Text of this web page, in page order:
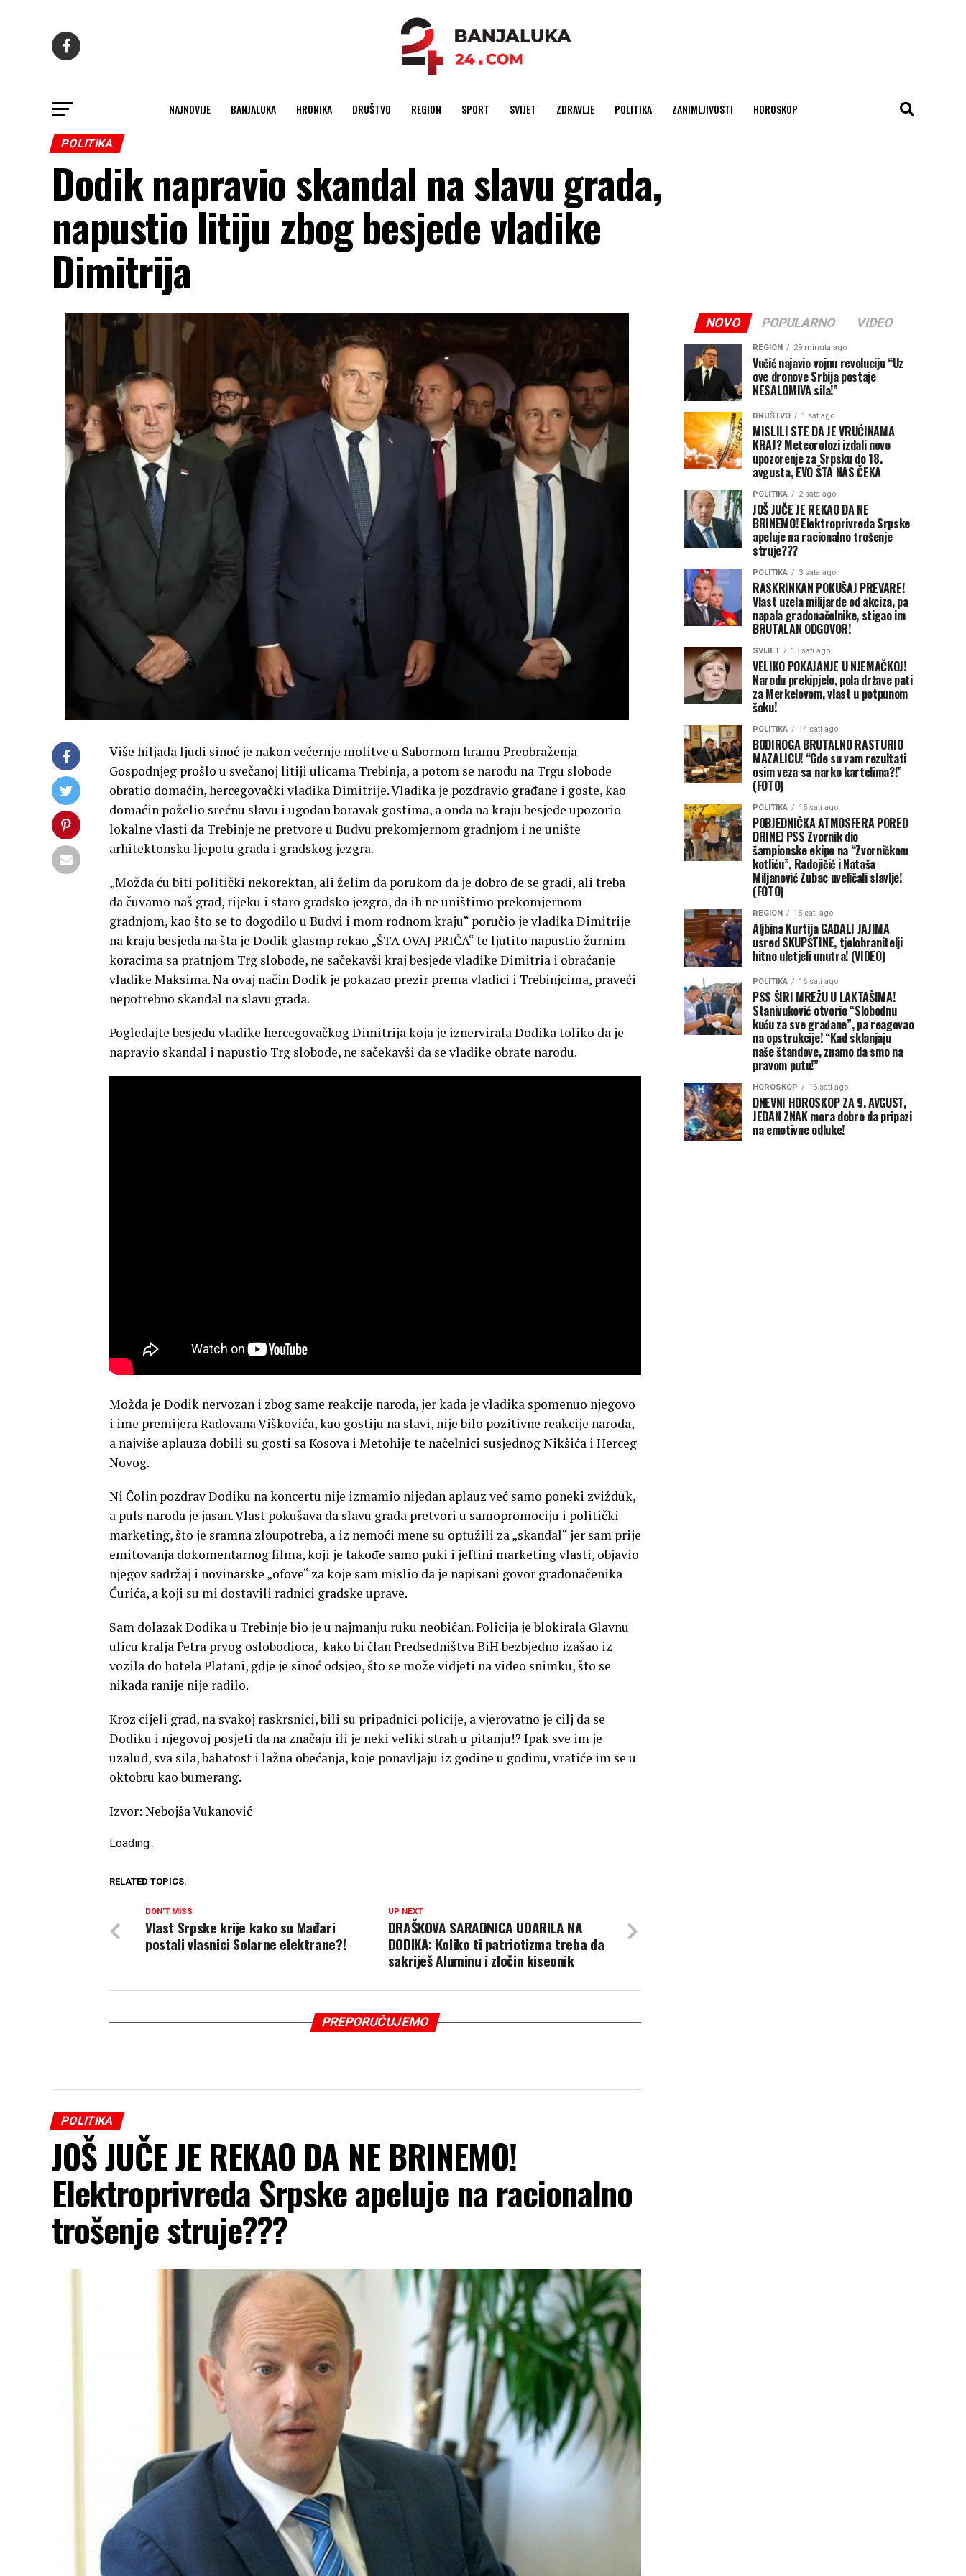
NAJNOVIJE BANJALUKA HRONIKA DRUŠTVO REGION SPORT SVIJET ZDRAVLJE POLITIKA ZANIMLJIVOSTI HOROSKOP
POLITIKA
Dodik napravio skandal na slavu grada,
napustio litiju zbog besjede vladike
Dimitrija
Više hiljada ljudi sinoć je nakon večernje molitve u Sabornom hramu Preobraženja
Gospodnjeg prošlo u svečanoj litiji ulicama Trebinja, a potom se narodu na Trgu slobode
obratio domaćin, hercegovački vladika Dimitrije. Vladika je pozdravio građane i goste, kao
domaćin poželio srećnu slavu i ugodan boravak gostima, a onda na kraju besjede upozorio
lokalne vlasti da Trebinje ne pretvore u Budvu prekomjernom gradnjom i ne unište
arhitektonsku ljepotu grada i gradskog jezgra.
„Možda ću biti politički nekorektan, ali želim da porukom da je dobro de se gradi, ali treba
da čuvamo naš grad, rijeku i staro gradsko jezgro, da ih ne uništimo prekomjernom
gradnjom, kao što se to dogodilo u Budvi i mom rodnom kraju“ poručio je vladika Dimitrije
na kraju besjeda na šta je Dodik glasmp rekao „ŠTA OVAJ PRIČA“ te ljutito napustio žurnim
koracima sa pratnjom Trg slobode, ne sačekavši kraj besjede vladike Dimitria i obraćanje
vladike Maksima. Na ovaj način Dodik je pokazao prezir prema vladici i Trebinjcima, praveći
nepotrebno skandal na slavu grada.
Pogledajte besjedu vladike hercegovačkog Dimitrija koja je iznervirala Dodika toliko da je
napravio skandal i napustio Trg slobode, ne sačekavši da se vladike obrate narodu.
Možda je Dodik nervozan i zbog same reakcije naroda, jer kada je vladika spomenuo njegovo
i ime premijera Radovana Viškovića, kao gostiju na slavi, nije bilo pozitivne reakcije naroda,
a najviše aplauza dobili su gosti sa Kosova i Metohije te načelnici susjednog Nikšića i Herceg
Novog.
Ni Čolin pozdrav Dodiku na koncertu nije izmamio nijedan aplauz već samo poneki zvižduk,
a puls naroda je jasan. Vlast pokušava da slavu grada pretvori u samopromociju i politički
marketing, što je sramna zloupotreba, a iz nemoći mene su optužili za „skandal“ jer sam prije
emitovanja dokomentarnog filma, koji je takođe samo puki i jeftini marketing vlasti, objavio
njegov sadržaj i novinarske „ofove“ za koje sam mislio da je napisani govor gradonačenika
Ćurića, a koji su mi dostavili radnici gradske uprave.
Sam dolazak Dodika u Trebinje bio je u najmanju ruku neobičan. Policija je blokirala Glavnu
ulicu kralja Petra prvog oslobodioca, kako bi član Predsedništva BiH bezbjedno izašao iz
vozila do hotela Platani, gdje je sinoć odsjeo, što se može vidjeti na video snimku, što se
nikada ranije nije radilo.
Kroz cijeli grad, na svakoj raskrsnici, bili su pripadnici policije, a vjerovatno je cilj da se
Dodiku i njegovoj posjeti da na značaju ili je neki veliki strah u pitanju!? Ipak sve im je
uzalud, sva sila, bahatost i lažna obećanja, koje ponavljaju iz godine u godinu, vratiće im se u
oktobru kao bumerang.
Izvor: Nebojša Vukanović
Loading...
RELATED TOPICS:
UP NEXT
DRAŠKOVA SARADNICA UDARILA NA
DODIKA: Koliko ti patriotizma treba da
sakriješ Aluminu i zločin kiseonik
DON'T MISS
Vlast Srpske krije kako su Mađari
postali vlasnici Solarne elektrane?!
PREPORUČUJEMO
POLITIKA
JOŠ JUČE JE REKAO DA NE BRINEMO!
Elektroprivreda Srpske apeluje na racionalno
trošenje struje???
NOVO POPULARNO VIDEO
REGION 29 minuta ago
Vučić najavio vojnu revoluciju “Uz
ove dronove Srbija postaje
NESALOMIVA sila!”
DRUŠTVO 1 sat ago
MISLILI STE DA JE VRUĆINAMA
KRAJ? Meteorolozi izdali novo
upozorenje za Srpsku do 18.
avgusta, EVO ŠTA NAS ČEKA
POLITIKA 2 sata ago
JOŠ JUČE JE REKAO DA NE
BRINEMO! Elektroprivreda Srpske
apeluje na racionalno trošenje
struje???
POLITIKA 3 sata ago
RASKRINKAN POKUŠAJ PREVARE!
Vlast uzela milijarde od akciza, pa
napala gradonačelnike, stigao im
BRUTALAN ODGOVOR!
SVIJET 13 sati ago
VELIKO POKAJANJE U NJEMAČKOJ!
Narodu prekipjelo, pola države pati
za Merkelovom, vlast u potpunom
šoku!
POLITIKA 14 sati ago
BODIROGA BRUTALNO RASTURIO
MAZALICU! “Gde su vam rezultati
osim veza sa narko kartelima?!”
(FOTO)
POLITIKA 15 sati ago
POBJEDNIČKA ATMOSFERA PORED
DRINE! PSS Zvornik dio
šampionske ekipe na “Zvorničkom
kotliću”, Radojičić i Nataša
Miljanović Zubac uveličali slavlje!
(FOTO)
REGION 15 sati ago
Aljbina Kurtija GAĐALI JAJIMA
usred SKUPŠTINE, tjelohranitelji
hitno uletjeli unutra! (VIDEO)
POLITIKA 16 sati ago
PSS ŠIRI MREŽU U LAKTAŠIMA!
Stanivuković otvorio “Slobodnu
kuću za sve građane”, pa reagovao
na opstrukcije! “Kad sklanjaju
naše štandove, znamo da smo na
pravom putu!”
HOROSKOP 16 sati ago
DNEVNI HOROSKOP ZA 9. AVGUST,
JEDAN ZNAK mora dobro da pripazi
na emotivne odluke!